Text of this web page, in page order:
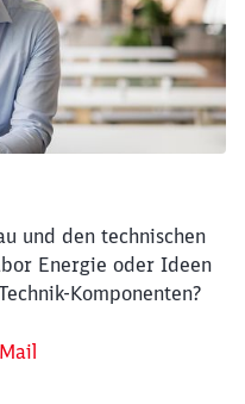
und den technischen
Energie oder Ideen
Komponenten?